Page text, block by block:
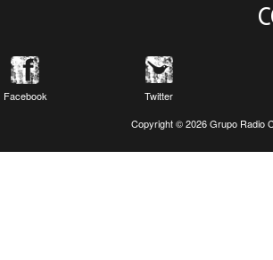
Facebook
Twitter
Copyright ©2026 Grupo Radio